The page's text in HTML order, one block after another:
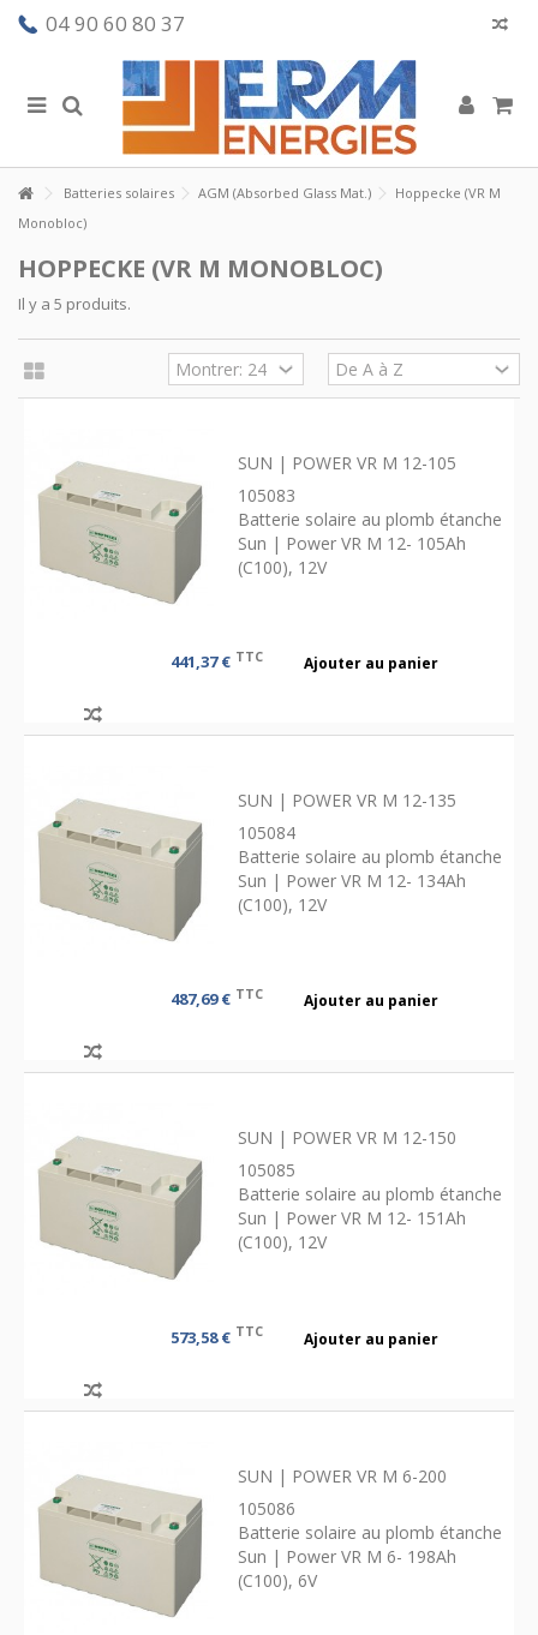
04 90 60 80 37
Batteries solaires AGM (Absorbed Glass Mat.)
Hoppecke (VR M
Monobloc)
HOPPECKE (VR M MONOBLOC)
Il y a 5 produits.
SUN | POWER VR M 12-105
105083
Batterie solaire au plomb étanche
Sun | Power VR M 12- 105Ah
(C100), 12V
441,37 € TTC Ajouter au panier
SUN | POWER VR M 12-135
105084
Batterie solaire au plomb étanche
Sun | Power VR M 12- 134Ah
(C100), 12V
487,69 € TTC Ajouter au panier
SUN | POWER VR M 12-150
105085
Batterie solaire au plomb étanche
Sun | Power VR M 12- 151Ah
(C100), 12V
573,58 € TTC Ajouter au panier
SUN | POWER VR M 6-200
105086
Batterie solaire au plomb étanche
Sun | Power VR M 6- 198Ah
(C100), 6V